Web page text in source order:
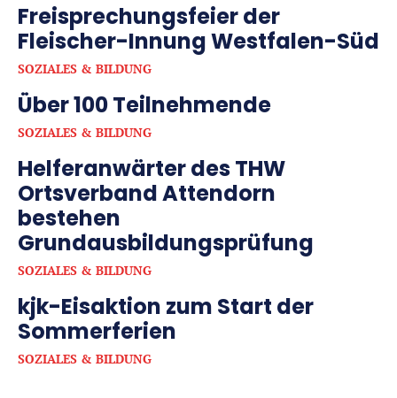
Freisprechungsfeier der
Fleischer-Innung Westfalen-Süd
SOZIALES & BILDUNG
Über 100 Teilnehmende
SOZIALES & BILDUNG
Helferanwärter des THW
Ortsverband Attendorn
bestehen
Grundausbildungsprüfung
SOZIALES & BILDUNG
kjk-Eisaktion zum Start der
Sommerferien
SOZIALES & BILDUNG